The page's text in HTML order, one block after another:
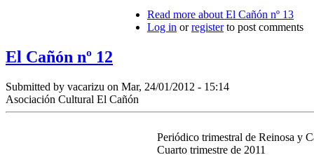
Read more about El Cañón nº 13
Log in orregisterto post comments
El Cañón nº 12
Submitted by vacarizu on Mar, 24/01/2012 - 15:14
Asociación Cultural El Cañón
Periódico trimestral de Reinosa y
Cuarto trimestre de 2011